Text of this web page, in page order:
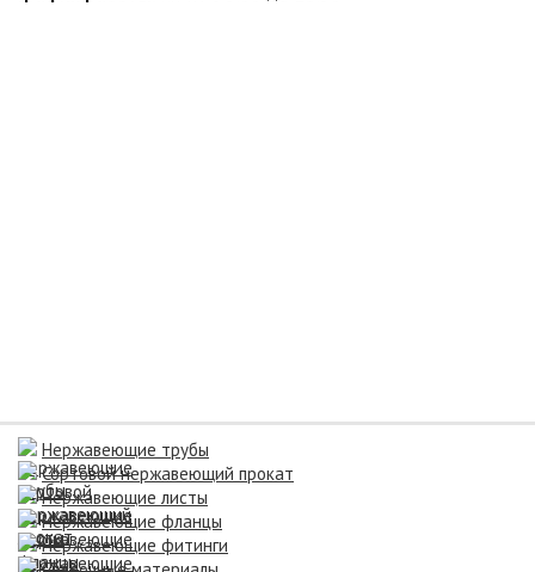
Нержавеющие трубы
Сортовой нержавеющий прокат
Нержавеющие листы
Нержавеющие фланцы
Нержавеющие фитинги